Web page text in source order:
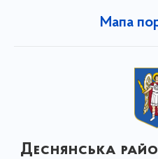
Мапа
Деснянська